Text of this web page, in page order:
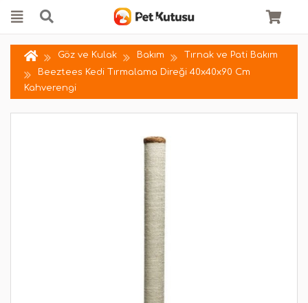
Göz ve Kulak Bakım
Tırnak ve Pati Bakım
Beeztees Kedi Tırmalama Direği 40x40x90 Cm
Kahverengi